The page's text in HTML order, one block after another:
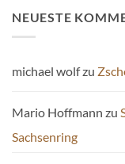
NEUESTE
michael wolfzu
Mario Hoffmann zu
Sachsenring